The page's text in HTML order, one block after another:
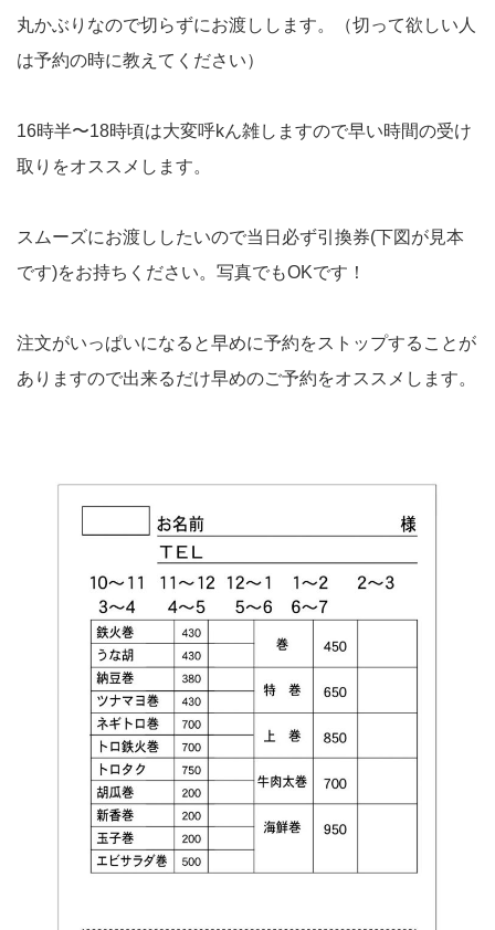
丸かぶりなので切らずにお渡しします。（切って欲しい人
は予約の時に教えてください）
16時半〜18時頃は大変呼kん雑しますので早い時間の受け
取りをオススメします。
スムーズにお渡ししたいので当日必ず引換券(下図が見本
です)をお持ちください。写真でもOKです！
注文がいっぱいになると早めに予約をストップすることが
ありますので出来るだけ早めのご予約をオススメします。